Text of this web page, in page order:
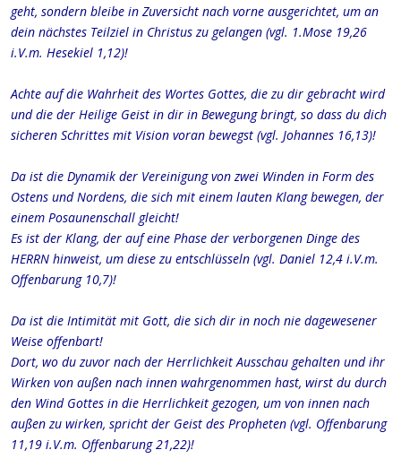
geht, sondern bleibe in Zuversicht nach vorne ausgerichtet, um an
dein nächstes Teilziel in Christus zu gelangen (vgl. 1.Mose 19,26
i.V.m. Hesekiel 1,12)!
Achte auf die Wahrheit des Wortes Gottes, die zu dir gebracht wird
und die der Heilige Geist in dir in Bewegung bringt, so dass du dich
sicheren Schrittes mit Vision voran bewegst (vgl. Johannes 16,13)!
Da ist die Dynamik der Vereinigung von zwei Winden in Form des
Ostens und Nordens, die sich mit einem lauten Klang bewegen, der
einem Posaunenschall gleicht!
Es ist der Klang, der auf eine Phase der verborgenen Dinge des
HERRN hinweist, um diese zu entschlüsseln (vgl. Daniel 12,4 i.V.m.
Offenbarung 10,7)!
Da ist die Intimität mit Gott, die sich dir in noch nie dagewesener
Weise offenbart!
Dort, wo du zuvor nach der Herrlichkeit Ausschau gehalten und ihr
Wirken von außen nach innen wahrgenommen hast, wirst du durch
den Wind Gottes in die Herrlichkeit gezogen, um von innen nach
außen zu wirken, spricht der Geist des Propheten (vgl. Offenbarung
11,19 i.V.m. Offenbarung 21,22)!